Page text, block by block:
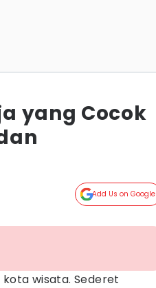
yang Cocok
Add Us on Google
wisata. Sederet